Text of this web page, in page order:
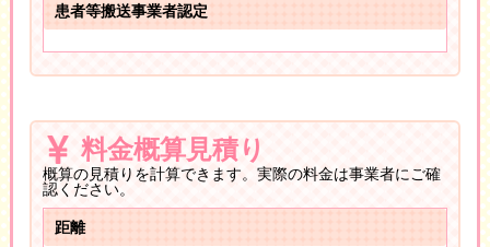
患者等搬送事業者認定
料金概算見積り
概算の見積りを計算できます。実際の料金は事業者にご確
認ください。
距離